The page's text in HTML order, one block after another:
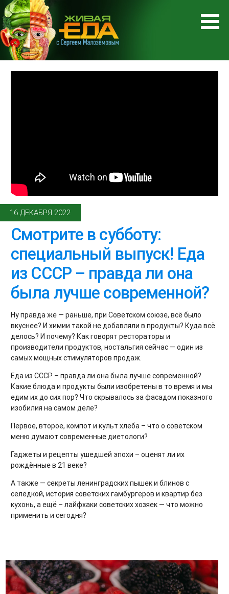
16 ДЕКАБРЯ 2022
Смотрите в субботу:
специальный выпуск! Еда
из СССР – правда ли она
была лучше современной?
Ну правда же — раньше, при Советском союзе, всё было
вкуснее? И химии такой не добавляли в продукты? Куда всё
делось? И почему? Как говорят рестораторы и
производители продуктов, ностальгия сейчас — один из
самых мощных стимуляторов продаж.
Еда из СССР – правда ли она была лучше современной?
Какие блюда и продукты были изобретены в то время и мы
едим их до сих пор? Что скрывалось за фасадом показного
изобилия на самом деле?
Первое, второе, компот и культ хлеба – что о советском
меню думают современные диетологи?
Гаджеты и рецепты ушедшей эпохи – оценят ли их
рождённые в 21 веке?
А также — секреты ленинградских пышек и блинов с
селёдкой, история советских гамбургеров и квартир без
кухонь, а ещё – лайфхаки советских хозяек — что можно
применить и сегодня?